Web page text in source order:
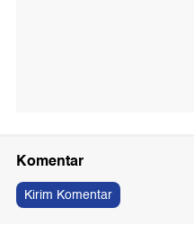
Komentar
Kirim Komentar